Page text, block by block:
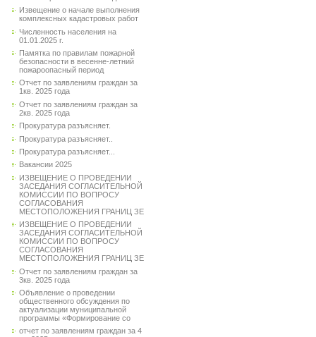
Извещение о начале выполнения
комплексных кадастровых работ
Численность населения на
01.01.2025 г.
Памятка по правилам пожарной
безопасности в весенне-летний
пожароопасный период
Отчет по заявлениям граждан за
1кв. 2025 года
Отчет по заявлениям граждан за
2кв. 2025 года
Прокуратура разъясняет.
Прокуратура разъясняет..
Прокуратура разъясняет...
Вакансии 2025
ИЗВЕЩЕНИЕ О ПРОВЕДЕНИИ
ЗАСЕДАНИЯ СОГЛАСИТЕЛЬНОЙ
КОМИССИИ ПО ВОПРОСУ
СОГЛАСОВАНИЯ
МЕСТОПОЛОЖЕНИЯ ГРАНИЦ ЗЕ
ИЗВЕЩЕНИЕ О ПРОВЕДЕНИИ
ЗАСЕДАНИЯ СОГЛАСИТЕЛЬНОЙ
КОМИССИИ ПО ВОПРОСУ
СОГЛАСОВАНИЯ
МЕСТОПОЛОЖЕНИЯ ГРАНИЦ ЗЕ
Отчет по заявлениям граждан за
3кв. 2025 года
Объявление о проведении
общественного обсуждения по
актуализации муниципальной
программы «Формирование со
отчет по заявлениям граждан за 4